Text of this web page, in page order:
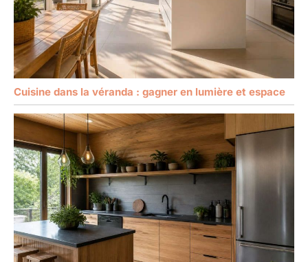
Cuisine dans la véranda : gagner en lumière et espace